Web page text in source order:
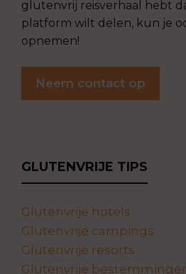
glutenvrij reisverhaal hebt
platform wilt delen, kun je
opnemen!
Neem contact op
GLUTENVRIJE TIPS
Glutenvrije hotels
Glutenvrije campings
Glutenvrije resorts
Glutenvrije